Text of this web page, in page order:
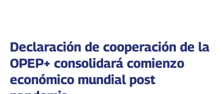
Declaración de cooperación de la
OPEP+ consolidará comienzo
económico mundial post